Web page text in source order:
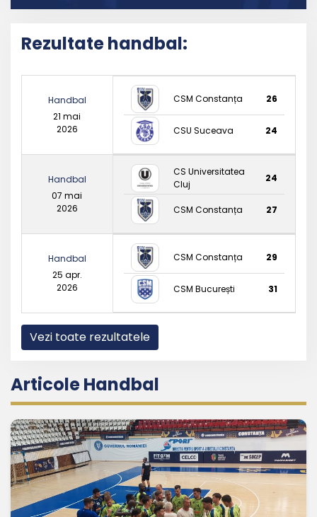
Rezultate handbal:
Handbal
21 mai
2026
CSM Constanța 26
CSU Suceava 24
Handbal
07 mai
2026
CS Universitatea
Cluj
24
CSM Constanța 27
Handbal
25 apr.
2026
CSM Constanța 29
CSM București 31
Vezi toate rezultatele
Articole Handbal